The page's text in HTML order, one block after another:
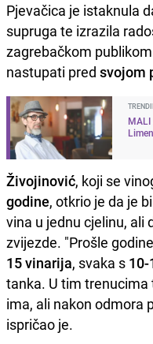
Pjevačica je istaknula
supruga te izrazila
zagrebačkom
nastupati pred svojom
MALI
Živojinović, koji se
godine, otkrio je da je
vina u jednu cjelinu, ali
zvijezde. "Prošle
15 vinarija, svaka s
tanka. U tim trenucima
ima, ali nakon odmora
ispričao je.